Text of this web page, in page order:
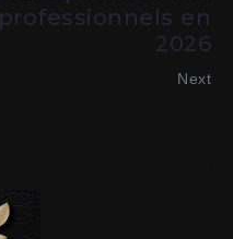
en
2026
Next